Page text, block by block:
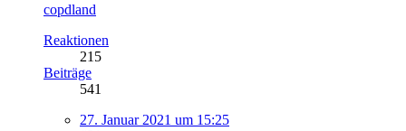
copdland
Reaktionen
215
Beiträge
541
27. Januar 2021 um 15:25